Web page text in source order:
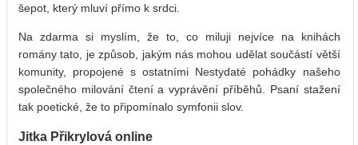
šepot, který mluví přímo k srdci.
Na zdarma si myslím, že to, co miluji nejvíce na knihách
romány tato, je způsob, jakým nás mohou udělat součástí větší
komunity, propojené s ostatními Nestydaté pohádky našeho
společného milování čtení a vyprávění příběhů. Psaní stažení
tak poetické, že to připomínalo symfonii slov.
Jitka Přikrylová online